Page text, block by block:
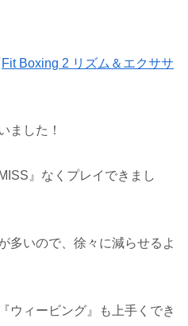
Fit Boxing 2 リズム＆エクササ
ました！
』なくプレイできまし
多いので、徐々に減らせるよ
ウィービング』も上手くでき